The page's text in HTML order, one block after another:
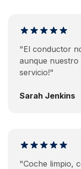
"El conductor
aunque nuestro
servicio!"
Sarah Jenkins
"Coche limpio,